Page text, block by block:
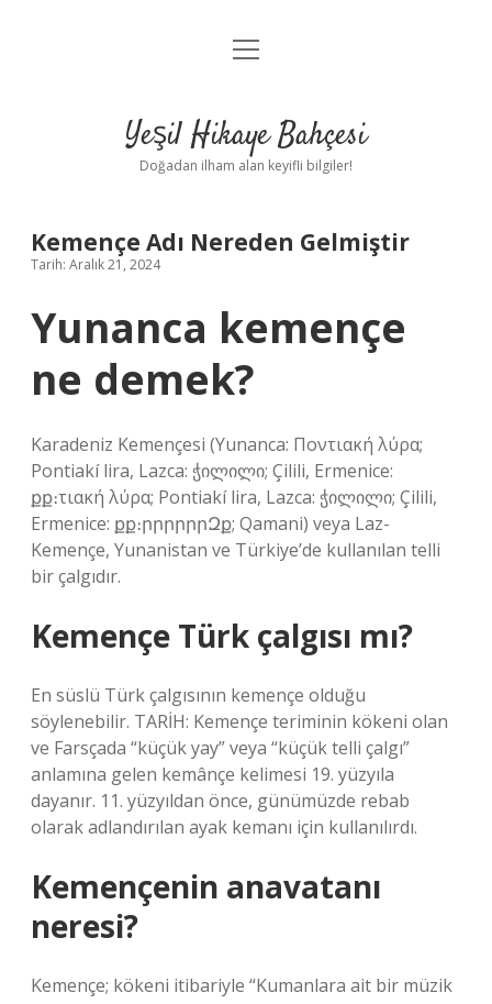
Anasayfa
Yasal Uyarı
menüyü
Yeşil Hikaye Bahçesi
Doğadan ilham alan keyifli bilgiler!
Kemençe Adı Nereden Gelmiştir
Tarih: Aralık 21, 2024
Yunanca kemençe
ne demek?
Karadeniz Kemençesi (Yunanca: Ποντιακή λύρα;
Pontiakí lira, Lazca: ჭილილი; Çilili, Ermenice:
քք։τιακή λύρα; Pontiakí lira, Lazca: ჭილილი; Çilili,
Ermenice: քք։րրրրրրԶք; Qamani) veya Laz-
Kemençe, Yunanistan ve Türkiye’de kullanılan telli
bir çalgıdır.
Kemençe Türk çalgısı mı?
En süslü Türk çalgısının kemençe olduğu
söylenebilir. TARİH: Kemençe teriminin kökeni olan
ve Farsçada “küçük yay” veya “küçük telli çalgı”
anlamına gelen kemânçe kelimesi 19. yüzyıla
dayanır. 11. yüzyıldan önce, günümüzde rebab
olarak adlandırılan ayak kemanı için kullanılırdı.
Kemençenin anavatanı
neresi?
Kemençe; kökeni itibariyle “Kumanlara ait bir müzik